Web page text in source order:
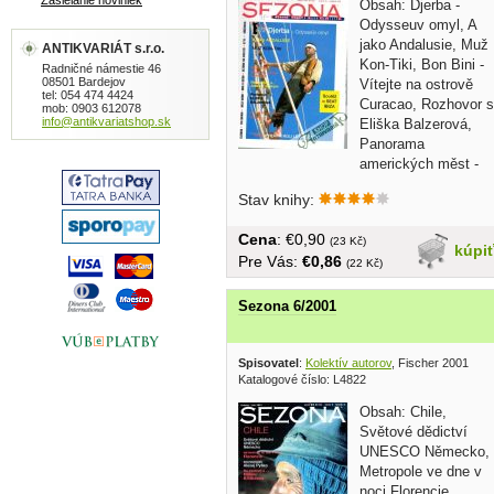
Obsah: Djerba -
Odysseuv omyl, A
jako Andalusie, Muž
Kon-Tiki, Bon Bini -
Vítejte na ostrově
Curacao, Rozhovor s
Eliška Balzerová,
Panorama
amerických měst -
Stav knihy:
kúpiť
Cena: €0,90 (23 Kč)
Pre Vás: €0,86 (22 Kč)
Sezona 6/2001
Spisovatel: Kolektív autorov, Fischer 2001
Katalogové číslo: L4822
Obsah: Chile,
Světové dědictví
UNESCO Německo,
Metropole ve dne v
ANTIKVARIÁT s.r.o.
Radničné námestie 46
08501 Bardejov
tel: 054 474 4424
mob: 0903 612078
info@antikvariatshop.sk